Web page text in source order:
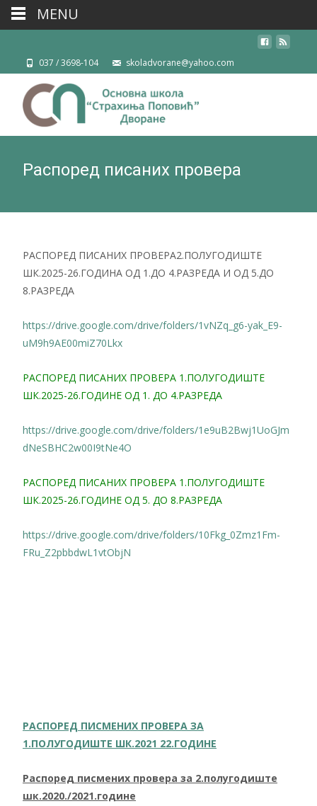
037 / 3698-104 skoladvorane@yahoo.com
Распоред писаних провера
РАСПОРЕД ПИСАНИХ ПРОВЕРА2.ПОЛУГОДИШТЕ
ШК.2025-26.ГОДИНА ОД 1.ДО 4.РАЗРЕДА И ОД 5.ДО
8.РАЗРЕДА
https://drive.google.com/drive/folders/1vNZq_g6-yak_E9-
uM9h9AE00miZ70Lkx
РАСПОРЕД ПИСАНИХ ПРОВЕРА 1.ПОЛУГОДИШТЕ
ШК.2025-26.ГОДИНЕ ОД 1. ДО 4.РАЗРЕДА
https://drive.google.com/drive/folders/1e9uB2Bwj1UoGJm
dNeSBHC2w00I9tNe4O
РАСПОРЕД ПИСАНИХ ПРОВЕРА 1.ПОЛУГОДИШТЕ
ШК.2025-26.ГОДИНЕ ОД 5. ДО 8.РАЗРЕДА
https://drive.google.com/drive/folders/10Fkg_0Zmz1Fm-
FRu_Z2pbbdwL1vtObjN
РАСПОРЕД ПИСМЕНИХ ПРОВЕРА ЗА
1.ПОЛУГОДИШТЕ ШК.2021 22.ГОДИНЕ
Распоред писмених провера за 2.полугодиште
шк.2020./2021.године
MENU